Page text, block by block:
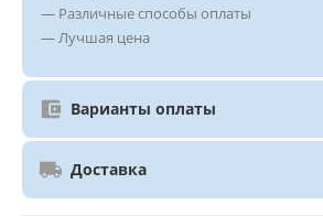
— Различные способы оплаты
— Лучшая цена
Варианты оплаты
Доставка